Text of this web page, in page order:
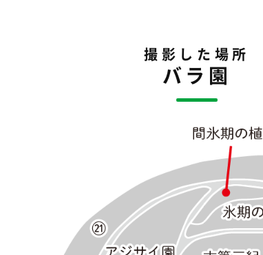
撮影した場所
バラ園